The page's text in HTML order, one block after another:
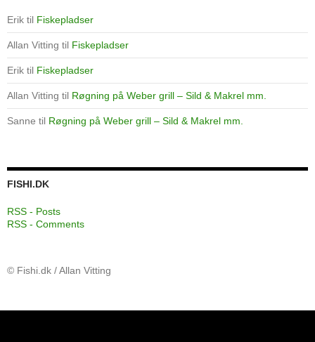
Erik til Fiskepladser
Allan Vitting til Fiskepladser
Erik til Fiskepladser
Allan Vitting til Røgning på Weber grill – Sild & Makrel mm.
Sanne til Røgning på Weber grill – Sild & Makrel mm.
FISHI.DK
RSS - Posts
RSS - Comments
© Fishi.dk / Allan Vitting